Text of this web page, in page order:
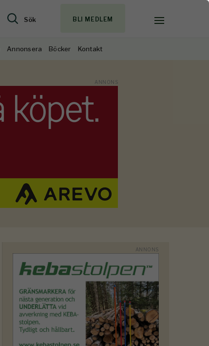
Sök BLI MEDLEM
Annonsera Böcker Kontakt